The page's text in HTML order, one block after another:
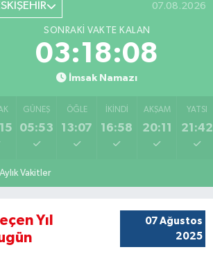
07.08.2026
SONRAKI VAKTE KALAN
03:18:07
İmsak Namazı
GÜNEŞ
05:53
ÖĞLE
13:07
İKINDI
16:58
AKŞAM
20:11
YATSI
21:42
Aylık Vakitler
Yıl
07 Ağustos
2025